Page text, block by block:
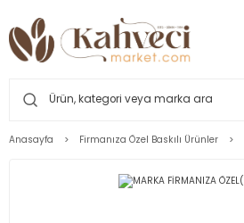
Anasayfa Firmanıza Özel Baskılı Ürünler